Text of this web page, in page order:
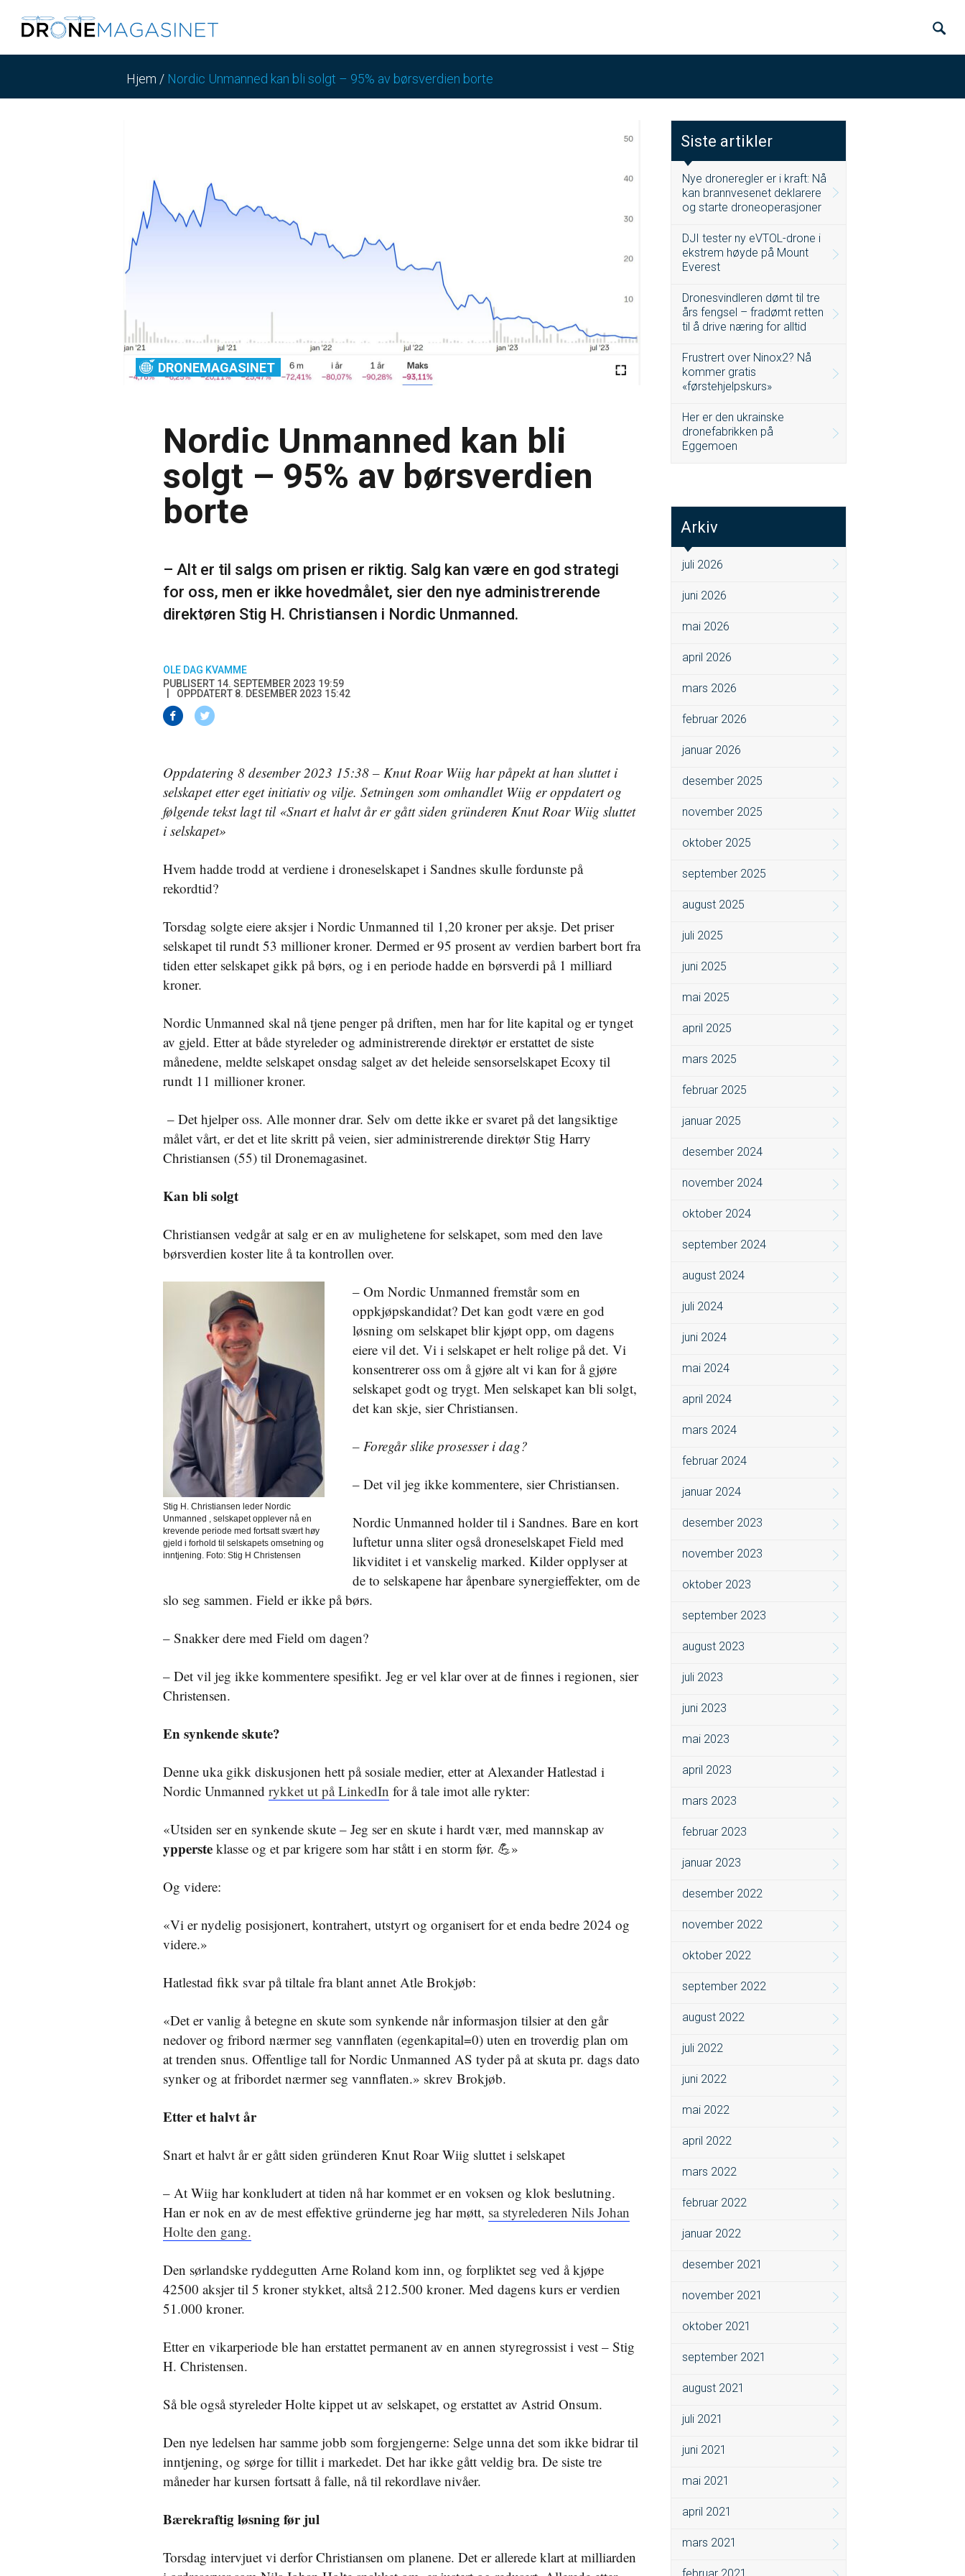
Hjem / Nordic Unmanned kan bli solgt – 95% av børsverdien borte
DRONEMAGASINET
Nordic Unmanned kan bli
solgt – 95% av børsverdien
borte
– Alt er til salgs om prisen er riktig. Salg kan være en god strategi
for oss, men er ikke hovedmålet, sier den nye administrerende
direktøren Stig H. Christiansen i Nordic Unmanned.
OLE DAG KVAMME
PUBLISERT 14. SEPTEMBER 2023 19:59
OPPDATERT 8. DESEMBER 2023 15:42
Oppdatering 8 desember 2023 15:38 – Knut Roar Wiig har påpekt at han sluttet i
selskapet etter eget initiativ og vilje. Setningen som omhandlet Wiig er oppdatert og
følgende tekst lagt til «Snart et halvt år er gått siden gründeren Knut Roar Wiig sluttet
i selskapet»
Hvem hadde trodd at verdiene i droneselskapet i Sandnes skulle fordunste på
rekordtid?
Torsdag solgte eiere aksjer i Nordic Unmanned til 1,20 kroner per aksje. Det priser
selskapet til rundt 53 millioner kroner. Dermed er 95 prosent av verdien barbert bort fra
tiden etter selskapet gikk på børs, og i en periode hadde en børsverdi på 1 milliard
kroner.
Nordic Unmanned skal nå tjene penger på driften, men har for lite kapital og er tynget
av gjeld. Etter at både styreleder og administrerende direktør er erstattet de siste
månedene, meldte selskapet onsdag salget av det heleide sensorselskapet Ecoxy til
rundt 11 millioner kroner.
– Det hjelper oss. Alle monner drar. Selv om dette ikke er svaret på det langsiktige
målet vårt, er det et lite skritt på veien, sier administrerende direktør Stig Harry
Christiansen (55) til Dronemagasinet.
Kan bli solgt
Christiansen vedgår at salg er en av mulighetene for selskapet, som med den lave
børsverdien koster lite å ta kontrollen over.
Stig H. Christiansen leder Nordic
Unmanned , selskapet opplever nå en
krevende periode med fortsatt svært høy
gjeld i forhold til selskapets omsetning og
inntjening. Foto: Stig H Christensen
– Om Nordic Unmanned fremstår som en
oppkjøpskandidat? Det kan godt være en god
løsning om selskapet blir kjøpt opp, om dagens
eiere vil det. Vi i selskapet er helt rolige på det. Vi
konsentrerer oss om å gjøre alt vi kan for å gjøre
selskapet godt og trygt. Men selskapet kan bli solgt,
det kan skje, sier Christiansen.
– Foregår slike prosesser i dag?
– Det vil jeg ikke kommentere, sier Christiansen.
Nordic Unmanned holder til i Sandnes. Bare en kort
luftetur unna sliter også droneselskapet Field med
likviditet i et vanskelig marked. Kilder opplyser at
de to selskapene har åpenbare synergieffekter, om de
slo seg sammen. Field er ikke på børs.
– Snakker dere med Field om dagen?
– Det vil jeg ikke kommentere spesifikt. Jeg er vel klar over at de finnes i regionen, sier
Christensen.
En synkende skute?
Denne uka gikk diskusjonen hett på sosiale medier, etter at Alexander Hatlestad i
Nordic Unmanned rykket ut på LinkedIn for å tale imot alle rykter:
«Utsiden ser en synkende skute – Jeg ser en skute i hardt vær, med mannskap av
𝐲𝐩𝐩𝐞𝐫𝐬𝐭𝐞 klasse og et par krigere som har stått i en storm før. 💪»
Og videre:
«Vi er nydelig posisjonert, kontrahert, utstyrt og organisert for et enda bedre 2024 og
videre.»
Hatlestad fikk svar på tiltale fra blant annet Atle Brokjøb:
«Det er vanlig å betegne en skute som synkende når informasjon tilsier at den går
nedover og fribord nærmer seg vannflaten (egenkapital=0) uten en troverdig plan om
at trenden snus. Offentlige tall for Nordic Unmanned AS tyder på at skuta pr. dags dato
synker og at fribordet nærmer seg vannflaten.» skrev Brokjøb.
Etter et halvt år
Snart et halvt år er gått siden gründeren Knut Roar Wiig sluttet i selskapet
– At Wiig har konkludert at tiden nå har kommet er en voksen og klok beslutning.
Han er nok en av de mest effektive gründerne jeg har møtt, sa styrelederen Nils Johan
Holte den gang.
Den sørlandske ryddegutten Arne Roland kom inn, og forpliktet seg ved å kjøpe
42500 aksjer til 5 kroner stykket, altså 212.500 kroner. Med dagens kurs er verdien
51.000 kroner.
Etter en vikarperiode ble han erstattet permanent av en annen styregrossist i vest – Stig
H. Christensen.
Så ble også styreleder Holte kippet ut av selskapet, og erstattet av Astrid Onsum.
Den nye ledelsen har samme jobb som forgjengerne: Selge unna det som ikke bidrar til
inntjening, og sørge for tillit i markedet. Det har ikke gått veldig bra. De siste tre
måneder har kursen fortsatt å falle, nå til rekordlave nivåer.
Bærekraftig løsning før jul
Torsdag intervjuet vi derfor Christiansen om planene. Det er allerede klart at milliarden
Siste artikler
Nye droneregler er i kraft: Nå
kan brannvesenet deklarere
og starte droneoperasjoner
DJI tester ny eVTOL-drone i
ekstrem høyde på Mount
Everest
Dronesvindleren dømt til tre
års fengsel – fradømt retten
til å drive næring for alltid
Frustrert over Ninox2? Nå
kommer gratis
«førstehjelpskurs»
Her er den ukrainske
dronefabrikken på
Eggemoen
Arkiv
juli 2026
juni 2026
mai 2026
april 2026
mars 2026
februar 2026
januar 2026
desember 2025
november 2025
oktober 2025
september 2025
august 2025
juli 2025
juni 2025
mai 2025
april 2025
mars 2025
februar 2025
januar 2025
desember 2024
november 2024
oktober 2024
september 2024
august 2024
juli 2024
juni 2024
mai 2024
april 2024
mars 2024
februar 2024
januar 2024
desember 2023
november 2023
oktober 2023
september 2023
august 2023
juli 2023
juni 2023
mai 2023
april 2023
mars 2023
februar 2023
januar 2023
desember 2022
november 2022
oktober 2022
september 2022
august 2022
juli 2022
juni 2022
mai 2022
april 2022
mars 2022
februar 2022
januar 2022
desember 2021
november 2021
oktober 2021
september 2021
august 2021
juli 2021
juni 2021
mai 2021
april 2021
mars 2021